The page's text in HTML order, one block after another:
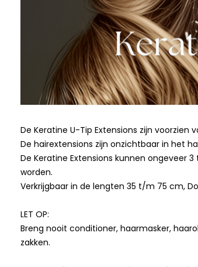
De Keratine U-Tip Extensions zijn
De hairextensions zijn onzichtbaar in het
De Keratine Extensions kunnen ongeveer
worden.
Verkrijgbaar in de lengten 35 t/m 75 cm,
LET OP:
Breng nooit conditioner, haarmasker,
zakken.